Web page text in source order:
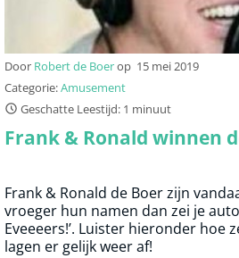
Door Robert de Boerop 15 mei 2019
Categorie:Amusement
Geschatte Leestijd: 1 minuut
Frank & Ronald winnen
Frank & Ronald de Boer zijn
vroeger hun namen dan zei je
Eveeeers!’. Luister hieronder hoe
lagen er gelijk weer af!